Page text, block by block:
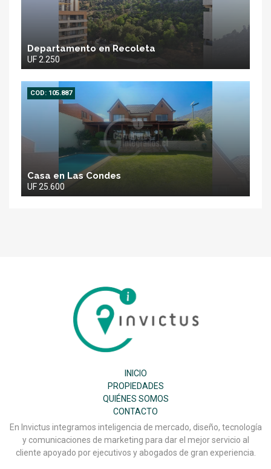
Departamento en Recoleta
UF 2.250
COD: 105.887
Casa en Las Condes
UF 25.600
Inmobiliaria
Invictus
INICIO
PROPIEDADES
QUIÉNES SOMOS
CONTACTO
En Invictus integramos inteligencia de mercado, diseño, tecnología
y comunicaciones de marketing para dar el mejor servicio al
cliente apoyado por ejecutivos y abogados de gran experiencia.